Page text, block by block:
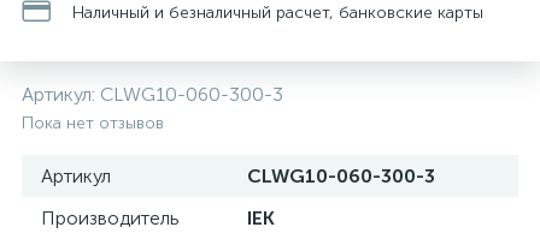
Наличный и безналичный расчет, банковские карты
Артикул: CLWG10-060-300-3
Пока нет отзывов
Артикул
CLWG10-060-300-3
Производитель
IEK